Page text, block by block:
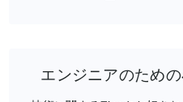
エンジニアのため